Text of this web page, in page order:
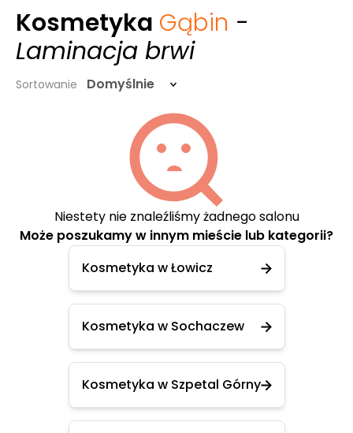
Kosmetyka Gąbin -
Laminacja brwi
Sortowanie Domyślnie
Niestety nie znaleźliśmy żadnego salonu
Może poszukamy w innym mieście lub kategorii?
Kosmetyka w Łowicz
Kosmetyka w Sochaczew
Kosmetyka w Szpetal Górny